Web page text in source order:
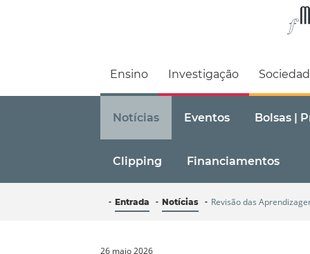
Faculdade de
Ensino Investigação
Notícias Eventos Bolsas |
Clipping Financiamentos
Entrada Notícias Revisão das
26 maio 2026